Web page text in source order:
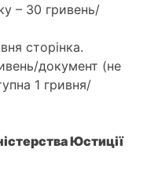
– 30 гривень/
сторінка.
документ (не
1 гривня/
Юстиції